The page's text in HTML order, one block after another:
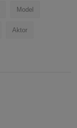
Model
Aktor